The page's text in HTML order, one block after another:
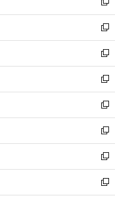
開
く
ド
ウ
で
開
く
ィ
ン
ド
ウ
で
開
く
い
ウ
ィ
ン
ド
ウ
で
開
く
新
し
い
ウ
ィ
ン
ド
ウ
で
開
く
新
し
い
ウ
ィ
ン
ド
ウ
で
開
く
新
し
い
ウ
ィ
ン
ド
ウ
で
開
く
新
し
い
ウ
ィ
ン
ド
ウ
で
開
新
し
い
ウ
ィ
ン
ド
ウ
新
し
い
ウ
ィ
ン
新
し
い
ウ
新
し